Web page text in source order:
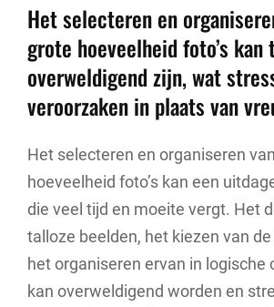
Het selecteren en
grote hoeveelheid foto’s
overweldigend zijn, wat
veroorzaken in plaats van
Het selecteren en organiseren
hoeveelheid foto’s kan een
die veel tijd en moeite vergt. Het
talloze beelden, het kiezen van de
het organiseren ervan in logische
kan overweldigend worden en